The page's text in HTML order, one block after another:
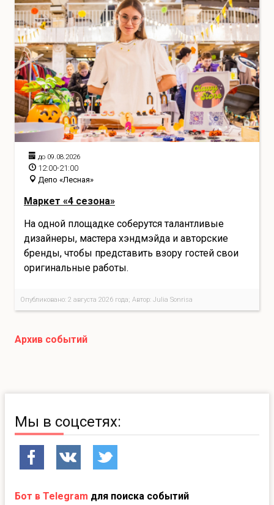
до 09.08.2026
12:00-21:00
Депо «Лесная»
Маркет «4 сезона»
На одной площадке соберутся талантливые
дизайнеры, мастера хэндмэйда и авторские
бренды, чтобы представить взору гостей свои
оригинальные работы.
Опубликовано: 2 августа 2026 года; Автор: Julia Sonrisa
Архив событий
Мы в соцсетях:
Бот в Telegram для поиска событий